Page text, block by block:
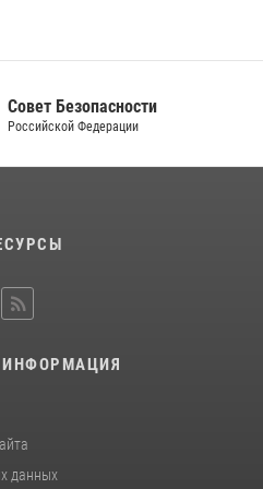
задержали
напавших на бригаду
боевого опыта
ИНФОРМАЦИЯ
данных